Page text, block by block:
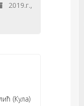
2019.г.,
(Кула)